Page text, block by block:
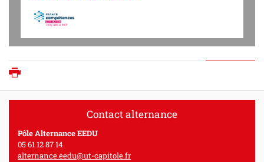
Contact alternance
Pôle Alternance EEDU
05 61 12 87 14
alternance.eedu@ut-capitole.fr